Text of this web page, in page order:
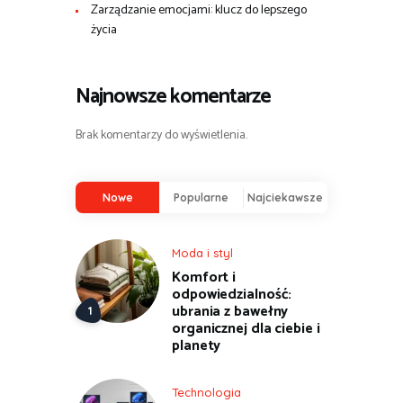
Zarządzanie emocjami: klucz do lepszego
życia
Najnowsze komentarze
Brak komentarzy do wyświetlenia.
Nowe Popularne Najciekawsze
Moda i styl
Komfort i
odpowiedzialność:
ubrania z bawełny
organicznej dla ciebie i
planety
Technologia